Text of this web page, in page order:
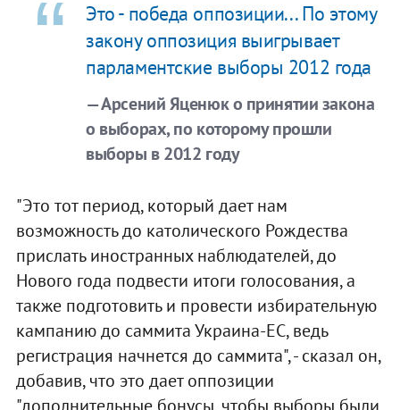
Это - победа оппозиции... По этому
закону оппозиция выигрывает
парламентские выборы 2012 года
— Арсений Яценюк о принятии закона
о выборах, по которому прошли
выборы в 2012 году
"Это тот период, который дает нам
возможность до католического Рождества
прислать иностранных наблюдателей, до
Нового года подвести итоги голосования, а
также подготовить и провести избирательную
кампанию до саммита Украина-ЕС, ведь
регистрация начнется до саммита", - сказал он,
добавив, что это дает оппозиции